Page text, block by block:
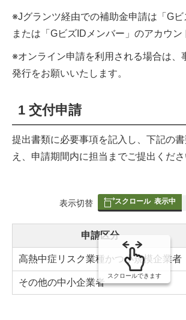
※Jグランツ経由での補助金申請は「Gビ
または「GビズIDメンバー」のアカウン
※オンライン申請を利用される場合は、
発行をお願いいたします。
1 交付申請
提出書類に必要事項を記入し、下記の書
え、申請期間内に担当までご提出くださ
表
の
表示切替 スクロール 表示中
申請区分
高熱中症リスク業種かつ小規模企業者
その他の中小企業者
スクロールできます